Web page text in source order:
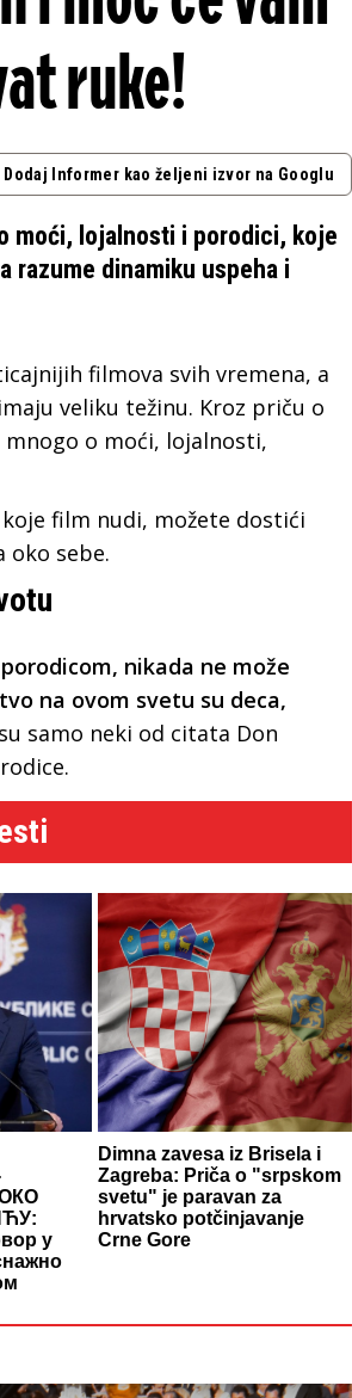
ruke!
Dodaj Informer kao željeni izvor na Googlu
moći, lojalnosti i porodici, koje
razume dinamiku uspeha i
filmova svih vremena, a
veliku težinu. Kroz priču o
o moći, lojalnosti,
film nudi, možete dostići
oko sebe.
nikada ne može
na ovom svetu su deca,
su samo neki od citata Don
у
Dimna zavesa iz Brisela i
Zagreba: Priča o "srpskom
svetu" je paravan za
hrvatsko potčinjavanje
Crne Gore